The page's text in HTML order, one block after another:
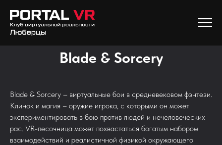
Blade & Sorcery
Blade & Sorcery – виртуальные бои в средневековом фэнтези.
Клинок и магия – оружие игрока, с которыми он может
экспериментировать в бою против людей и нечеловеческих
рас. VR-песочница может похвастаться богатым набором
взаимодействий и реалистичной физикой окружающего